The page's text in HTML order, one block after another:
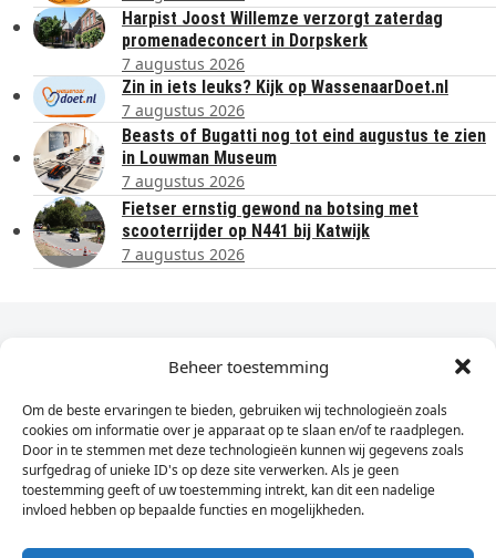
Beheer toestemming
Om de beste ervaringen te bieden, gebruiken wij technologieën zoals
cookies om informatie over je apparaat op te slaan en/of te raadplegen.
Door in te stemmen met deze technologieën kunnen wij gegevens zoals
surfgedrag of unieke ID's op deze site verwerken. Als je geen
toestemming geeft of uw toestemming intrekt, kan dit een nadelige
invloed hebben op bepaalde functies en mogelijkheden.
Harpist Joost Willemze verzorgt zaterdag
promenadeconcert in Dorpskerk
7 augustus 2026
Zin in iets leuks? Kijk op WassenaarDoet.nl
7 augustus 2026
Beasts of Bugatti nog tot eind augustus te zien
in Louwman Museum
7 augustus 2026
Fietser ernstig gewond na botsing met
scooterrijder op N441 bij Katwijk
7 augustus 2026
Dagelijks het laatste nieuws in je e-mail?
Vul
hier
je
e-
mailadres
in
Sign Up